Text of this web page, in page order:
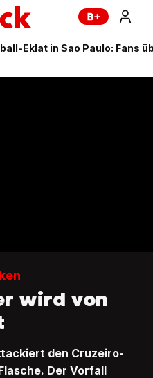
Eklat in Sao Paulo: Fans
wird von
den Cruzeiro-
Der Vorfall